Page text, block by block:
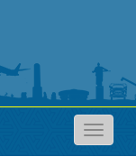
Toggle